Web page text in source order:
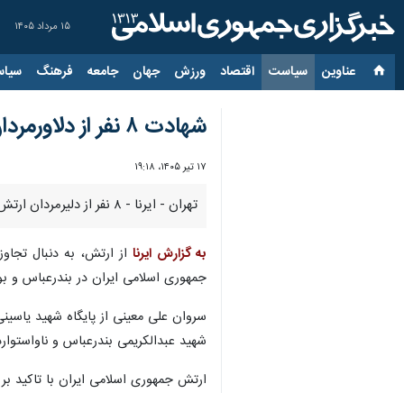
۱۵ مرداد ۱۴۰۵
عناوین‌ سیاست اقتصاد ورزش جهان جامعه فرهنگ
شهادت ۸ نفر از دلاورمردان ارتش در حملات آمریکا
۱۷ تیر ۱۴۰۵، ۱۹:۱۸
تهران - ایرنا - ۸ نفر از دلیرمردان ارتش جمهوری اسلامی ایران به دنبال حملات بامداد ارتش تروریستی آمریکا، در بندرعباس و بوشهر به شهادت رسیدند.
به گزارش ایرنا
جمهوری اسلامی ایران در بندرعباس و
سروان علی معینی از پایگاه شهید
شهید عبدالکریمی بندرعباس و
ارتش جمهوری اسلامی ایران با تاکید